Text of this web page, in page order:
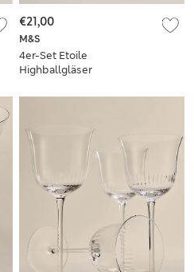
M&S
4er-Set Etoile
Highballgläser
€21,00